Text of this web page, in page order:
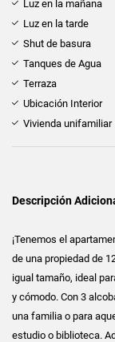
Luz en la mañana
Luz en la tarde
Shut de basura
Tanques de Agua
Terraza
Ubicación Interior
Vivienda unifamiliar
Descripción
¡Tenemos el
de una propiedad de
igual tamaño, ideal
y cómodo. Con 3
una familia o para
estudio o biblioteca.